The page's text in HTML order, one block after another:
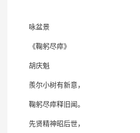
咏盆景
《鞠躬尽瘁》
胡庆魁
羨尔小树有新意，
鞠躬尽瘁释旧闻。
先贤精神昭后世，